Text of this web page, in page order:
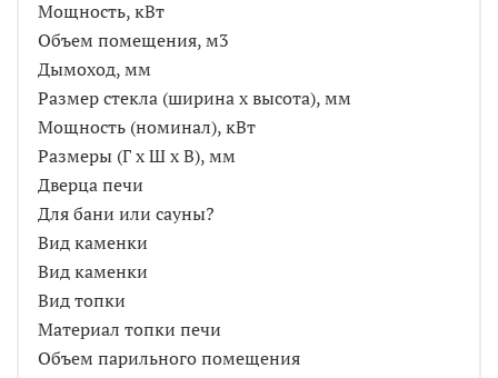
Мощность, кВт
Объем помещения, м3
Дымоход, мм
Размер стекла (ширина х высота), мм
Мощность (номинал), кВт
Размеры (Г х Ш х В), мм
Дверца печи
Для бани или сауны?
Вид каменки
Вид каменки
Вид топки
Материал топки печи
Объем парильного помещения